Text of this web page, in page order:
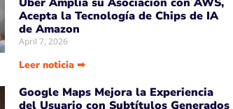
Acepta la Tecnología de Chips de IA
de Amazon
April 7, 2026
Leer noticia ➡
Google Maps Mejora la Experiencia
del Usuario con Subtítulos Generados